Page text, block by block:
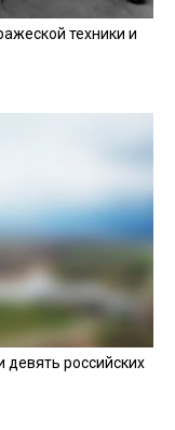
техники и
девять российских